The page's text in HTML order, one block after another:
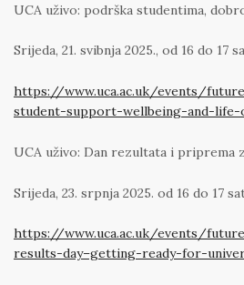
UCA uživo: podrška studentima,
Srijeda, 21. svibnja 2025., od 16 do 17
https://www.uca.ac.uk/events/
student-support-wellbeing-and-life-
UCA uživo: Dan rezultata i priprema
Srijeda, 23. srpnja 2025. od 16 do 17
https://www.uca.ac.uk/events/
results-day–getting-ready-for-